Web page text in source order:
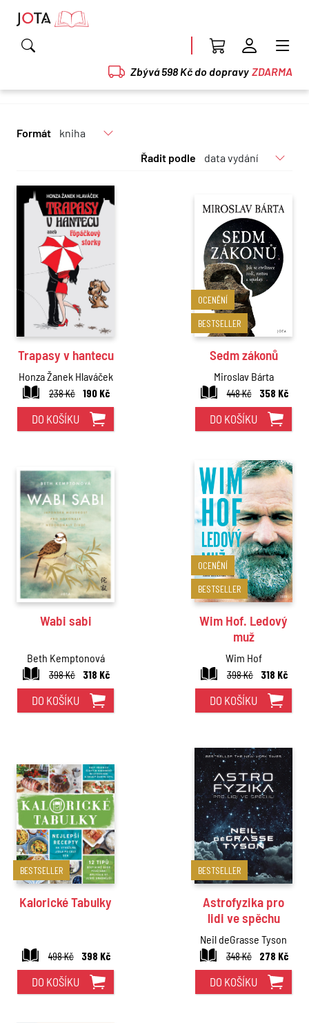
Zbývá 598 Kč do dopravy ZDARMA
Formát
Řadit podle
Trapasy v hantecu
Honza Žanek Hlaváček
238 Kč 190 Kč
DO KOŠÍKU
OCENĚNÍ
BESTSELLER
Sedm zákonů
Miroslav Bárta
448 Kč
358 Kč
DO KOŠÍKU
Wabi sabi
Beth Kemptonová
398 Kč
318 Kč
DO KOŠÍKU
OCENĚNÍ
BESTSELLER
Wim Hof. Ledový
muž
Wim Hof
398 Kč
318 Kč
DO KOŠÍKU
BESTSELLER
Kalorické Tabulky
498 Kč 398 Kč
DO KOŠÍKU
BESTSELLER
Astrofyzika pro
lidi ve spěchu
Neil deGrasse Tyson
348 Kč
278 Kč
DO KOŠÍKU